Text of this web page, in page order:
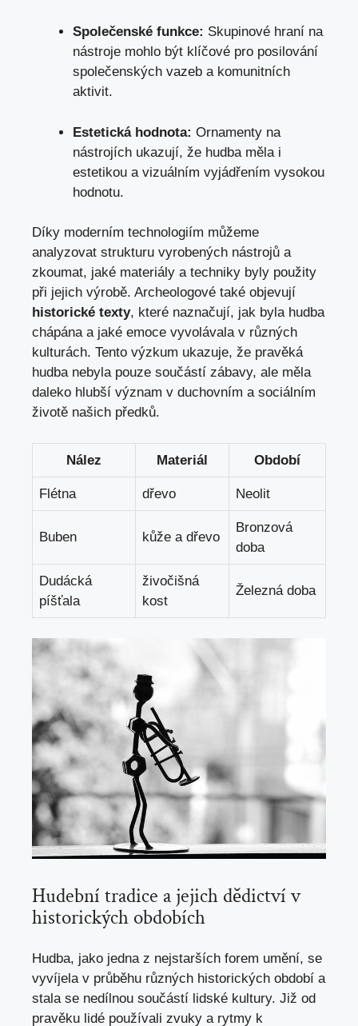
Společenské funkce: Skupinové hraní na
nástroje mohlo být ⁣klíčové pro posilování
společenských vazeb a komunitních
aktivit.
Estetická hodnota: Ornamenty na
nástrojích ukazují, že hudba měla i
estetikou a vizuálním vyjádřením vysokou
hodnotu.
Díky moderním technologiím můžeme
analyzovat strukturu ‍vyrobených nástrojů a
zkoumat, jaké materiály a ⁢techniky ​byly‍ použity
při jejich výrobě. ⁣Archeologové také objevují
historické texty, které ⁢naznačují, jak byla hudba
chápána a jaké emoce vyvolávala v různých‌
kulturách. Tento výzkum ukazuje, že pravěká
hudba nebyla pouze součástí zábavy, ale měla
daleko hlubší význam ⁢v duchovním a sociálním
životě našich předků.
Nález Materiál Období
Flétna dřevo Neolit
Buben kůže a dřevo
Bronzová
doba
Dudácká
píšťala
živočišná
kost
Železná doba
Hudební ​tradice a jejich dědictví v
historických obdobích
Hudba, jako jedna z nejstarších ‍forem ⁤umění, se
vyvíjela v průběhu různých historických období⁢ a
‌stala se nedílnou součástí lidské ⁣kultury. Již ‍od
pravěku lidé používali zvuky⁢ a‌ rytmy k